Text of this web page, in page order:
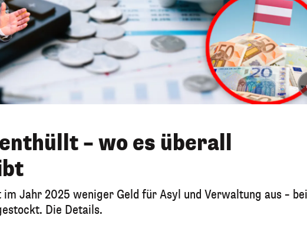
– wo es überall
Jahr 2025 weniger Geld für Asyl und Verwaltung aus –
Die Details.